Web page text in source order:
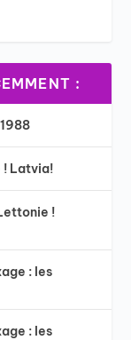
:
! Latvia!
!
: les
: les